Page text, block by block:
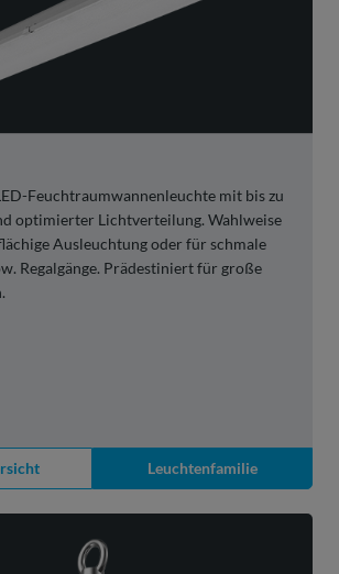
Feuchtraumwannenleuchte mit bis zu
optimierter Lichtverteilung. Wahlweise
Ausleuchtung oder für schmale
Regalgänge. Prädestiniert für große
Leuchtenfamilie